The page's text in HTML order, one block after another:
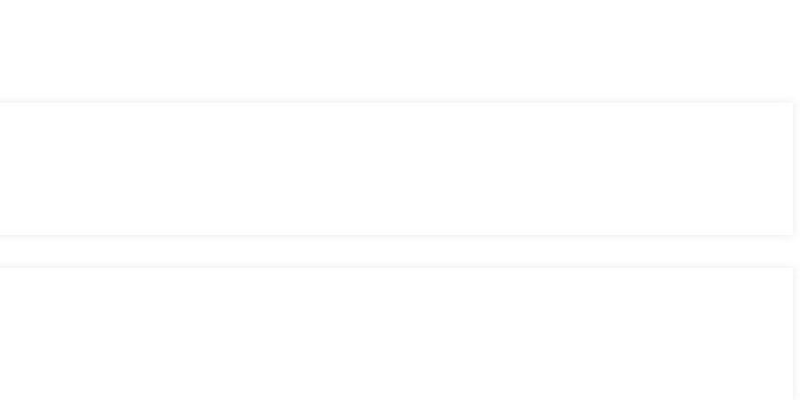
sans complications.
du marché.
des plateformes et des dApps.